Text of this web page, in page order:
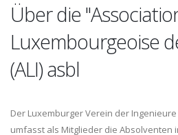
Über die
Luxembourgeoise
(ALI) asbl
Der Luxemburger Verein der Ingenieure
umfasst als Mitglieder die Absolventen